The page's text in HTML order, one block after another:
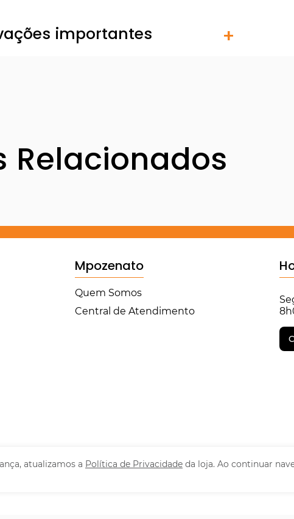
atualizamos a Política de Privacidade da loja. Ao continuar
importantes
Relacionados
Mpozenato
Quem Somos
Central de Atendimento